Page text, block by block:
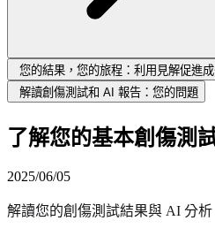
您的結果，您的旅程：利用見解促進
解讀創傷測試和 AI 報告：您的問題
了解您的基本創傷測
2025/06/05
解讀您的創傷測試結果與 AI 分析